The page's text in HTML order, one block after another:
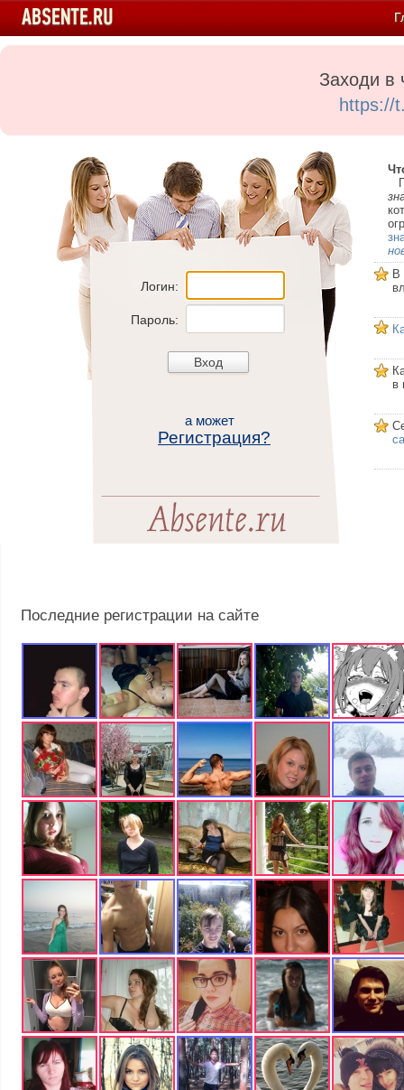
Заходи в
https://
Логин:
Пароль:
а может
Регистрация?
В
в
Последние регистрации на сайте